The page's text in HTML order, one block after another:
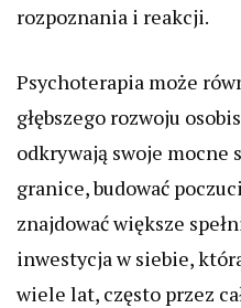
rozpoznania i reakcji.
Psychoterapia może
głębszego rozwoju
odkrywają swoje mocne
granice, budować
znajdować większe
inwestycja w siebie,
wiele lat, często przez